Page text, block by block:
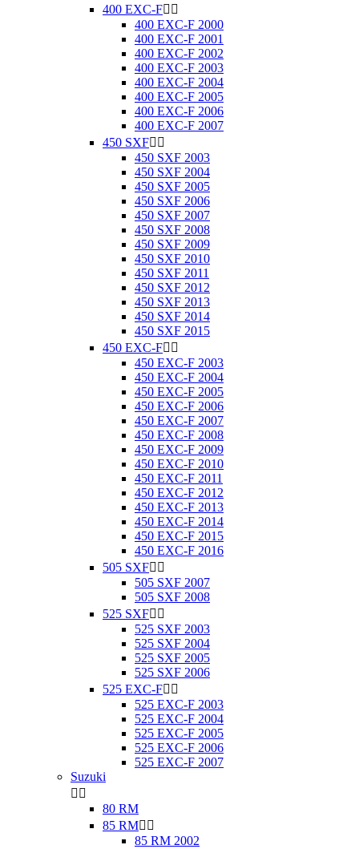
400 EXC-F 
400 EXC-F 2000
400 EXC-F 2001
400 EXC-F 2002
400 EXC-F 2003
400 EXC-F 2004
400 EXC-F 2005
400 EXC-F 2006
400 EXC-F 2007
450 SXF 
450 SXF 2003
450 SXF 2004
450 SXF 2005
450 SXF 2006
450 SXF 2007
450 SXF 2008
450 SXF 2009
450 SXF 2010
450 SXF 2011
450 SXF 2012
450 SXF 2013
450 SXF 2014
450 SXF 2015
450 EXC-F 
450 EXC-F 2003
450 EXC-F 2004
450 EXC-F 2005
450 EXC-F 2006
450 EXC-F 2007
450 EXC-F 2008
450 EXC-F 2009
450 EXC-F 2010
450 EXC-F 2011
450 EXC-F 2012
450 EXC-F 2013
450 EXC-F 2014
450 EXC-F 2015
450 EXC-F 2016
505 SXF 
505 SXF 2007
505 SXF 2008
525 SXF 
525 SXF 2003
525 SXF 2004
525 SXF 2005
525 SXF 2006
525 EXC-F 
525 EXC-F 2003
525 EXC-F 2004
525 EXC-F 2005
525 EXC-F 2006
525 EXC-F 2007
Suzuki
 
80 RM
85 RM 
85 RM 2002